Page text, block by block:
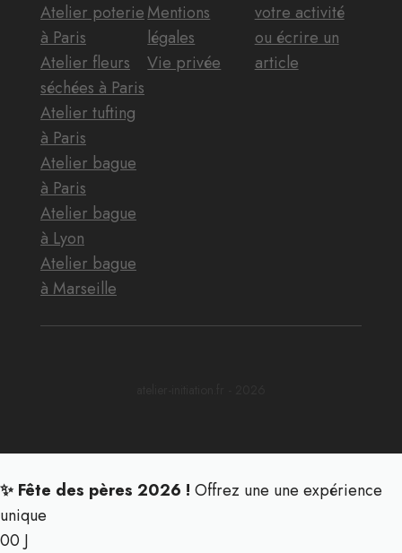
Atelier poterie
à Paris
Atelier fleurs
séchées à Paris
Atelier tufting
à Paris
Atelier bague
à Paris
Atelier bague
à Lyon
Atelier bague
à Marseille
Mentions
légales
Vie privée
votre activité
ou écrire un
article
✨ Fête des pères 2026 ! Offrez une une expérience
unique
00 J